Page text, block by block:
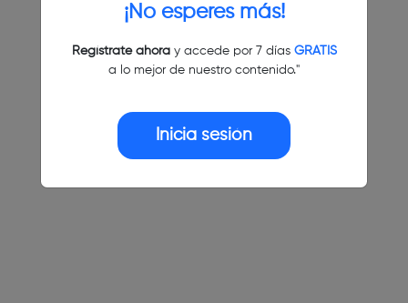
¡No esperes más!
Regístrate ahoray accede por 7 días GRATIS
a lo mejor de nuestro contenido."
Inicia sesión